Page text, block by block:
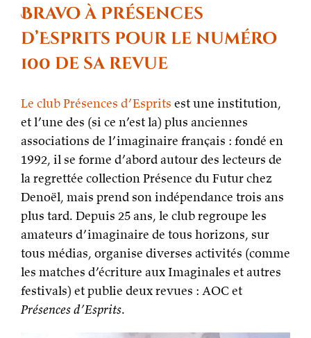
Bravo à Présences
d’Esprits pour le numéro
100 de sa revue
Le club Présences d’Esprits est une institution,
et l’une des (si ce n’est la) plus anciennes
associations de l’imaginaire français : fondé en
1992, il se forme d’abord autour des lecteurs de
la regrettée collection Présence du Futur chez
Denoël, mais prend son indépendance trois ans
plus tard. Depuis 25 ans, le club regroupe les
amateurs d’imaginaire de tous horizons, sur
tous médias, organise diverses activités (comme
les matches d’écriture aux Imaginales et autres
festivals) et publie deux revues : AOC et
Présences d’Esprits.